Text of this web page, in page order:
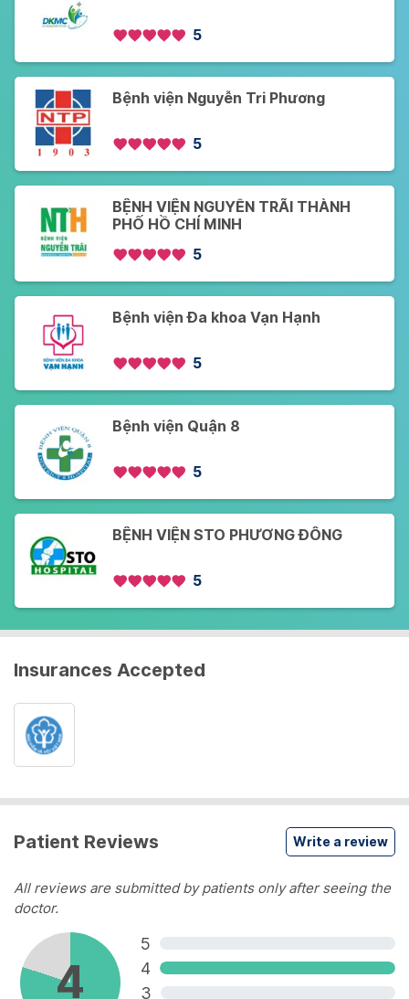
5
Bệnh viện Nguyễn Tri Phương
5
BỆNH VIỆN NGUYỄN TRÃI THÀNH
PHỐ HỒ CHÍ MINH
5
Bệnh viện Đa khoa Vạn Hạnh
5
Bệnh viện Quận 8
5
BỆNH VIỆN STO PHƯƠNG ĐÔNG
5
Insurances Accepted
Patient Reviews Write a review
All reviews are submitted by patients only after seeing the
doctor.
4
5
4
3